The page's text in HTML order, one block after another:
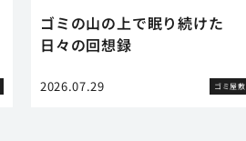
ゴミの山の上で眠り続けた
日々の回想録
2026.07.29 ゴミ屋敷